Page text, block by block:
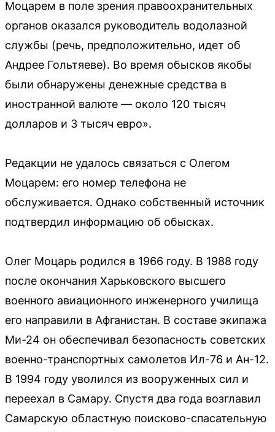
Моцарем в поле зрения правоохранительных
органов оказался руководитель водолазной
службы (речь, предположительно, идет об
Андрее Гольтяеве). Во время обысков якобы
были обнаружены денежные средства в
иностранной валюте — около 120 тысяч
долларов и 3 тысяч евро».
Редакции не удалось связаться с Олегом
Моцарем: его номер телефона не
обслуживается. Однако собственный источник
подтвердил информацию об обысках.
Олег Моцарь родился в 1966 году. В 1988 году
после окончания Харьковского высшего
военного авиационного инженерного училища
его направили в Афганистан. В составе экипажа
Ми-24 он обеспечивал безопасность советских
военно-транспортных самолетов Ил-76 и Ан-12.
В 1994 году уволился из вооруженных сил и
переехал в Самару. Спустя два года возглавил
Самарскую областную поисково-спасательную